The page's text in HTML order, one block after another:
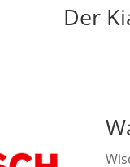
Der